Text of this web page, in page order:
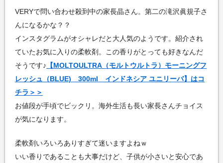
VERYで問い合わせ殺到中の家長晶さん。第二の滝沢眞規子さ
んになるかな？？
インスタグラムがオシャレだと大人気のようです。紹介され
ていたお気に入りの柔軟剤。この香りがとっても好きなんだ
そうです♪ 【MOLTOULTRA（モルトウルトラ）モーニングフ
レッシュ（BLUE) 300ml インドネシア ユニリーバ】はコ
チラ＞＞
お値段が手頃でビックリ。海外生活も長い家長さんチョイス
が気になります。
柔軟剤いろいろありすぎて迷いますよねｗ
いい香りであることも大事だけど、子供が小さいと安心であ